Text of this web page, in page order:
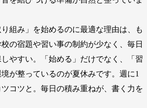
組み」を始めるのに最適な理由は、も
の宿題や習い事の制約が少なく、毎日
やすい。「始める」だけでなく、「習
が整っているのが夏休みです。週に1
コツと。毎日の積み重ねが、書く力を